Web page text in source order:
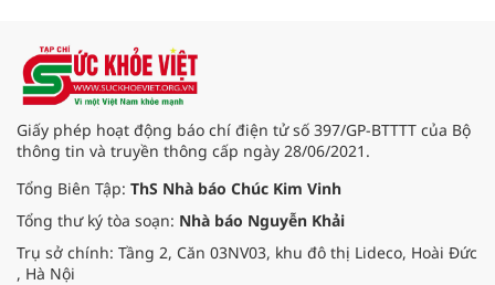
Giấy phép hoạt động báo chí điện tử số 397/GP-BTTTT của Bộ
thông tin và truyền thông cấp ngày 28/06/2021.
Tổng Biên Tập: ThS Nhà báo Chúc Kim Vinh
Tổng thư ký tòa soạn: Nhà báo Nguyễn Khải
Trụ sở chính: Tầng 2, Căn 03NV03, khu đô thị Lideco, Hoài Đức
, Hà Nội